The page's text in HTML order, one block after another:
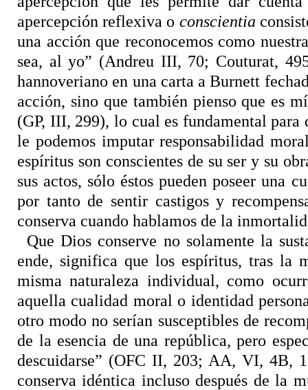
apercepción reflexiva o conscientia
una acción que reconocemos como
sea, al yo” (Andreu III, 70; Couturat,
hannoveriano en una carta a Burnett
acción, sino que también pienso que es
(GP, III, 299), lo cual es fundamental
le podemos imputar responsabilidad
espíritus son conscientes de su ser y su
sus actos, sólo éstos pueden poseer una
por tanto de sentir castigos y
conserva cuando hablamos de la
Que Dios conserve no solamente la
ende, significa que los espíritus, tras la
misma naturaleza individual, como
aquella cualidad moral o identidad
otro modo no serían susceptibles de
de la esencia de una república, pero
descuidarse” (OFC II, 203; AA, VI, 4B,
conserva idéntica incluso después de la